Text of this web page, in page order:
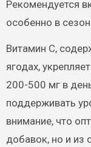
Рекомендуется
особенно в
Витамин C,
ягодах,
200-500 мг в
поддерживать
внимание, что
добавок, но и из